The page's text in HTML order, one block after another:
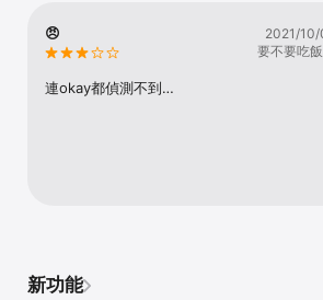
理退房
四. 美食休閒篇：電話訂位、在速食店、西餐
五. 遊山玩水篇：當地觀光行程、購買門票、
星、3顆星。每課皆可不限次數練習對話，星星
裡。未來可憑星星數量，參加抽獎活動！
😠
2021/10/
要不要吃
連okay都偵測不到…
新功能